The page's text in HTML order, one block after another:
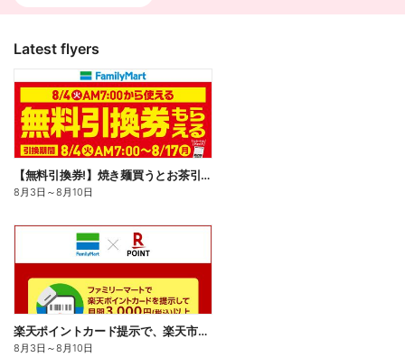
Latest flyers
【無料引換券!】焼き麺買うとお茶引換券貰える!
8月3日 ～8月10日
楽天ポイントカード提示で、楽天市場でのお買い物がおトクに!
8月3日 ～8月10日